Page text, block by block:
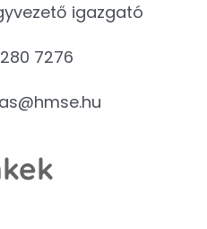
igazgató
7276